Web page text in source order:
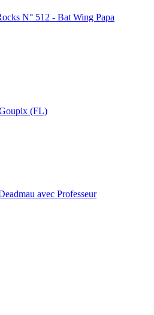
N° 512 - Bat Wing Papa
(FL)
avec Professeur